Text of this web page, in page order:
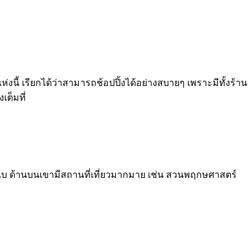
นี้ เรียกได้ว่าสามารถช้อปปิ้งได้อย่างสบายๆ เพราะมีทั้งร้าน
เต็มที่
ด้านบนเขามีสถานที่เที่ยวมากมาย เช่น สวนพฤกษศาสตร์